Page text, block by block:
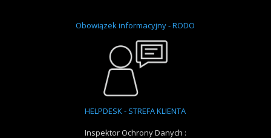
Obowiązek informacyjny - RODO
HELPDESK - STREFA KLIENTA
Inspektor Ochrony Danych :